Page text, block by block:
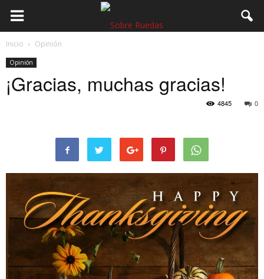
Inicio Opinión
Opinión
¡Gracias, muchas gracias!
0
4845